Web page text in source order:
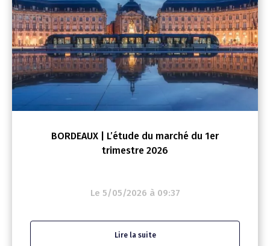
BORDEAUX | L’étude du marché du 1er
trimestre 2026
Le 5/05/2026 à 09:37
Lire la suite